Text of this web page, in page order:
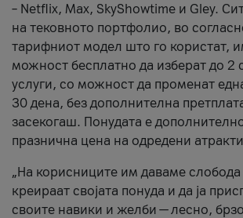
– Netflix, Max, SkyShowtime и Gley.
на тековното портфолио, во
тарифниот модел што го користат,
можност бесплатно да изберат до 2
услуги, со можност да променат
30 дена, без дополнителна
засекогаш. Понудата е
празнична цена на одредени
„На корисниците им даваме слобода
креираат својата понуда и да ја
своите навики и желби — лесно,